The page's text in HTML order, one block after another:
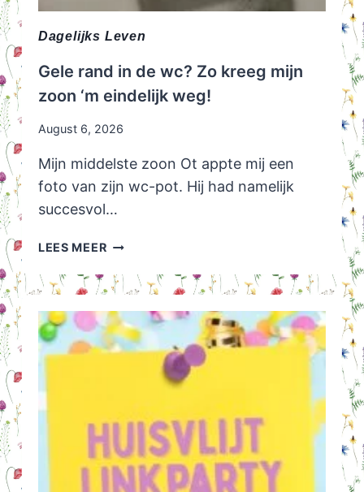
Dagelijks Leven
Gele rand in de wc? Zo kreeg mijn
zoon ‘m eindelijk weg!
August 6, 2026
Mijn middelste zoon Ot appte mij een
foto van zijn wc-pot. Hij had namelijk
succesvol…
LEES MEERGELE
IN
WC?
ZO
KREEG
EINDELIJK
WEG!